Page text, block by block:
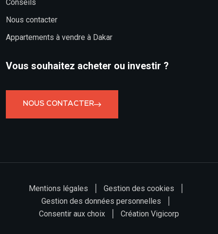
Conseils
Nous contacter
Appartements à vendre à Dakar
Vous souhaitez acheter ou investir ?
NOUS CONTACTER
Mentions légales
Gestion des cookies
Gestion des données personnelles
Consentir aux choix
Création Vigicorp